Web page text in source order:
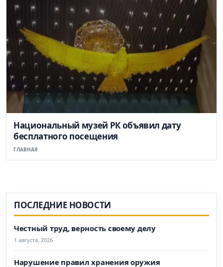
Национальный музей РК объявил дату
бесплатного посещения
ГЛАВНАЯ
ПОСЛЕДНИЕ НОВОСТИ
Честный труд, верность своему делу
1 августа, 2026
Нарушение правил хранения оружия